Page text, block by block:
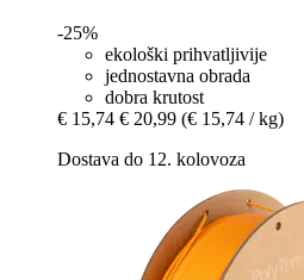
-25%
ekološki prihvatljivije
jednostavna obrada
dobra krutost
€ 15,74 € 20,99 (€ 15,74 / kg)
Dostava do 12. kolovoza